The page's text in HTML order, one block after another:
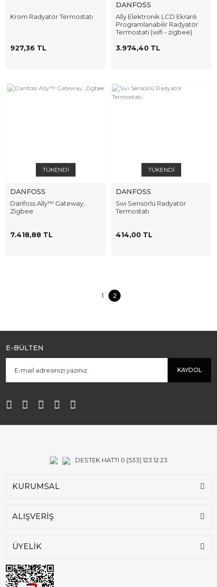
Krom Radyatör Termostatı
927,36 TL
DANFOSS
Ally Elektronik LCD Ekranlı
Programlanabilir Radyatör
Termostatı (wifi - zigbee)
3.974,40 TL
TÜKENDİ
DANFOSS
Danfoss Ally™ Gateway,
Zigbee
7.418,88 TL
TÜKENDİ
DANFOSS
Sıvı Sensörlü Radyatör
Termostatı
414,00 TL
1 2
E-BÜLTEN
KAYDOL
DESTEK HATTI 0 (533) 123 12 23
KURUMSAL
ALIŞVERİŞ
ÜYELİK